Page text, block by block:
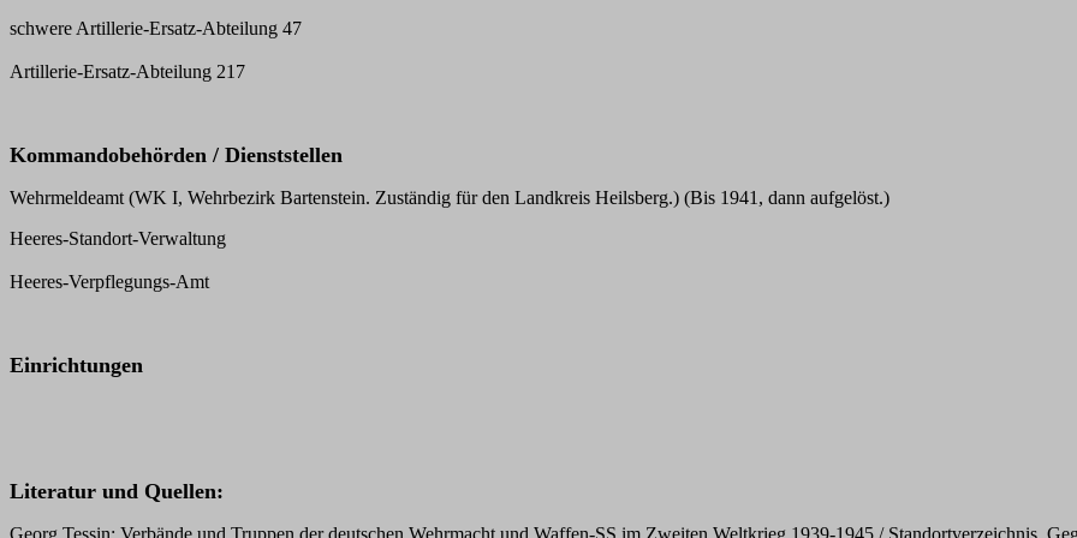
schwere Artillerie-Ersatz-Abteilung 47
Artillerie-Ersatz-Abteilung 217
Kommandobehörden / Dienststellen
Wehrmeldeamt (WK I, Wehrbezirk Bartenstein. Zuständig für den Landkreis Heilsberg.) (Bis 1941, dann aufgelöst.)
Heeres-Standort-Verwaltung
Heeres-Verpflegungs-Amt
Einrichtungen
Literatur und Quellen:
Georg Tessin: Verbände und Truppen der deutschen Wehrmacht und Waffen-SS im Zweiten Weltkrieg 1939-1945 / Standortverzeichnis.